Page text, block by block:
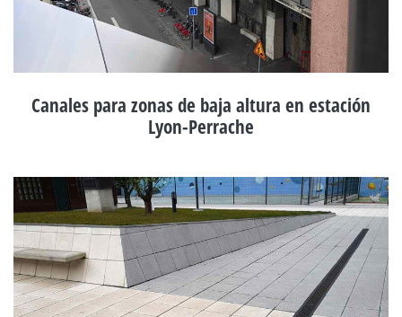
Canales para zonas de baja altura en estación
Lyon-Perrache